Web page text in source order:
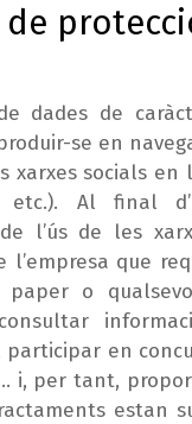
dades de
se en
xarxes socials
etc.). Al final
l’ús de les
que
o
en
i, per tant,
estan